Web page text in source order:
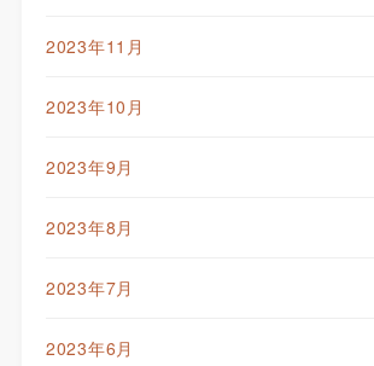
2023年11月
2023年10月
2023年9月
2023年8月
2023年7月
2023年6月